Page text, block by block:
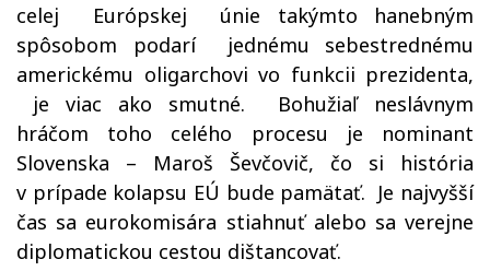
celej
Európskej
únie takýmto hanebným
spôsobom podarí
jednému sebestrednému
americkému oligarchovi vo funkcii prezidenta,
je viac ako smutné.
Bohužiaľ neslávnym
hráčom toho celého procesu je nominant
Slovenska – Maroš Ševčovič, čo si história
v prípade kolapsu EÚ bude pamätať. Je najvyšší
čas sa eurokomisára stiahnuť alebo sa verejne
diplomatickou cestou dištancovať.